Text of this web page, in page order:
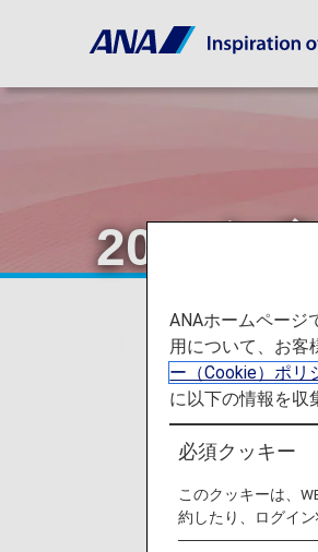
2023年
ANAホームページ
用について、お客
ー（Cookie）ポリ
に以下の情報を収
必須クッキー
このクッキーは、
約したり、ログイ